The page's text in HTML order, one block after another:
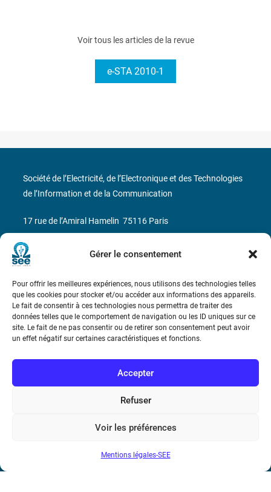
Gérer le consentement
Pour offrir les meilleures expériences, nous utilisons des technologies telles
que les cookies pour stocker et/ou accéder aux informations des appareils.
Le fait de consentir à ces technologies nous permettra de traiter des
données telles que le comportement de navigation ou les ID uniques sur ce
site. Le fait de ne pas consentir ou de retirer son consentement peut avoir
un effet négatif sur certaines caractéristiques et fonctions.
Accepter
Refuser
Voir les préférences
Mentions légales-SEE
Voir tous les articles de la revue
e-STA 2010-1
Bicentenaire des découvertes d’André-
Marie Ampère
Conditions Générales de Vente
Mentions légales
Société de l’Electricité, de l’Electronique et des Technologies
de l’Information et de la Communication
17 rue de l’Amiral Hamelin 75116 Paris
Métro : « Boissière » Ligne 6 et « Iéna » Ligne 9
N° de SIREN : 785 393 232, Code APE : 9412Z TVA intra-
communautaire : FR44 785 393 232